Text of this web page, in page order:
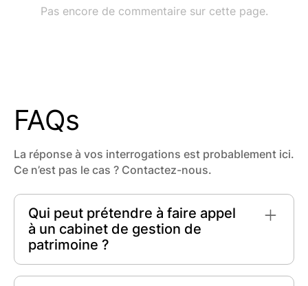
FAQs
La réponse à vos interrogations est probablement ici.
Ce n’est pas le cas ? Contactez-nous.
Qui peut prétendre à faire appel
à un cabinet de gestion de
patrimoine ?